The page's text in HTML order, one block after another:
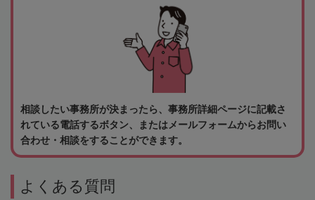
相談したい事務所が決まったら、事務所詳細ページに記載さ
れている電話するボタン、またはメールフォームからお問い
合わせ・相談をすることができます。
よくある質問